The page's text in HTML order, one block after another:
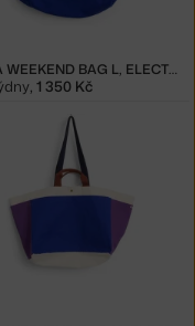
TAŠKA WEEKEND BAG L, ELECTRIC BLUE
, 1 350 Kč